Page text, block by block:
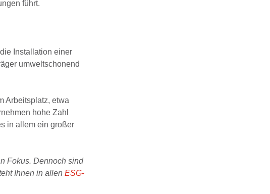
führt.
Installation einer
umweltschonend
Arbeitsplatz, etwa
hohe Zahl
in allem ein großer
Fokus. Dennoch sind
Ihnen in allen ESG-